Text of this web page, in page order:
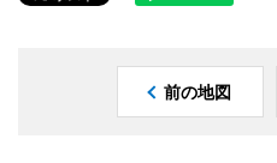
前の地図